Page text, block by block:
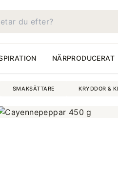
NÄRPRODUCERAT
SMAKSÄTTARE KRYDDOR &